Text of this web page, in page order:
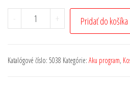
- + Pridať do košíka
Katalógové číslo: 5038 Kategórie: Aku program,